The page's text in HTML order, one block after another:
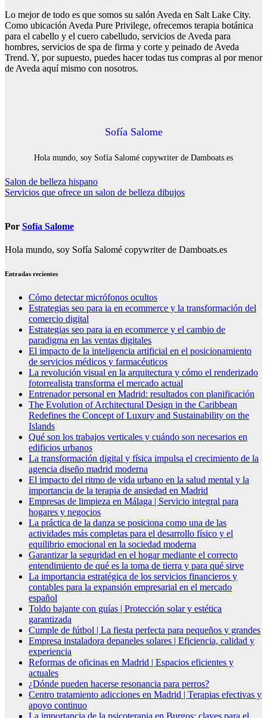
Lo mejor de todo es que somos su salón Aveda en Salt Lake City.
Como ubicación Aveda Pure Privilege, ofrecemos terapia botánica
para el cabello y el cuero cabelludo, servicios de Aveda para
hombres, servicios de spa de firma y corte y peinado de Aveda
Trend. Y, por supuesto, puedes hacer todas tus compras al por menor
de Aveda aquí mismo con nosotros.
Sofía Salome
Hola mundo, soy Sofía Salomé copywriter de Damboats.es
Navegación
de
Salon de belleza hispano
Servicios que ofrece un salon de belleza dibujos
Por Sofía Salome
Hola mundo, soy Sofía Salomé copywriter de Damboats.es
Entradas recientes
Cómo detectar micrófonos ocultos
Estrategias seo para ia en ecommerce y la transformación del
comercio digital
Estrategias seo para ia en ecommerce y el cambio de
paradigma en las ventas digitales
El impacto de la inteligencia artificial en el posicionamiento
de servicios médicos y farmacéuticos
La revolución visual en la arquitectura y cómo el renderizado
fotorrealista transforma el mercado actual
Entrenador personal en Madrid: resultados con planificación
The Evolution of Architectural Design in the Caribbean
Redefines the Concept of Luxury and Sustainability on the
Islands
Qué son los trabajos verticales y cuándo son necesarios en
edificios urbanos
La transformación digital y física impulsa el crecimiento de la
agencia diseño madrid moderna
El impacto del ritmo de vida urbano en la salud mental y la
importancia de la terapia de ansiedad en Madrid
Empresas de limpieza en Málaga | Servicio integral para
hogares y negocios
La práctica de la danza se posiciona como una de las
actividades más completas para el desarrollo físico y el
equilibrio emocional en la sociedad moderna
Garantizar la seguridad en el hogar mediante el correcto
entendimiento de qué es la toma de tierra y para qué sirve
La importancia estratégica de los servicios financieros y
contables para la expansión empresarial en el mercado
español
Toldo bajante con guías | Protección solar y estética
garantizada
Cumple de fútbol | La fiesta perfecta para pequeños y grandes
Empresa instaladora depaneles solares | Eficiencia, calidad y
experiencia
Reformas de oficinas en Madrid | Espacios eficientes y
actuales
¿Dónde pueden hacerse resonancia para perros?
Centro tratamiento adicciones en Madrid | Terapias efectivas y
apoyo continuo